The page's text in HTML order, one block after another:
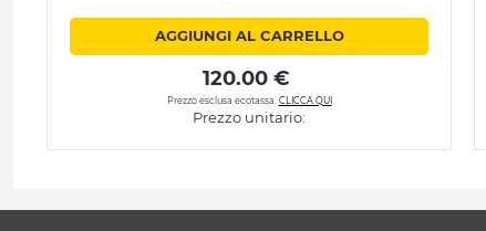
AGGIUNGI AL CARRELLO
120.00 €
Prezzo esclusa ecotassa. CLICCA QUI
Prezzo unitario: